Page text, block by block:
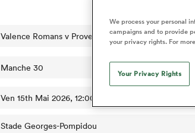
Valence Romans v Provence Rugby
Manche 30
Ven 15th Mai 2026, 12:00pm PDT
Stade Georges-Pompidou
We process your personal
campaigns and to provide
your privacy rights. For
Your Privacy Rights